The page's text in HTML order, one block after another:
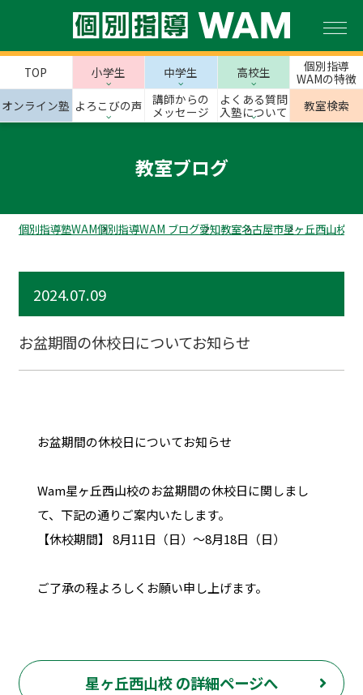
TOP 小学生 中学生 高校生
個別指導
WAMの特徴
オンライン塾 よろこびの声
講師からの
メッセージ
よくある質問
入塾について
教室検索
教室ブログ
個別指導塾WAM個別指導WAM ブログ愛知教室名古屋市星ヶ丘西山校の
2024.07.09
お盆期間の休校日についてお知らせ
お盆期間の休校日についてお知らせ
Wam星ヶ丘西山校のお盆期間の休校日に関しまし
て、下記の通りご案内いたします。
【休校期間】 8月11日（日）～8月18日（日）
ご了承の程よろしくお願い申し上げます。
星ヶ丘西山校 の詳細ページへ